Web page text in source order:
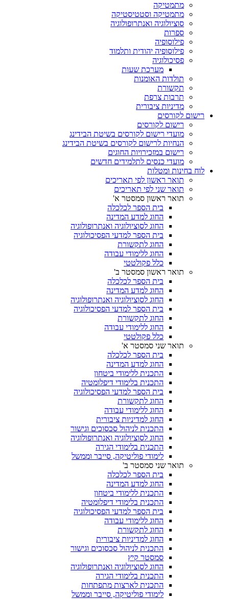
מתמטיקה
מתמטיקה וסטטיסטיקה
סוציולוגיה ואנתרופולוגיה
ספרות
פילוסופיה
פילוסופיה יהודית ותלמוד
פסיכולוגיה
מערכת שעות
תולדות האומנות
תקשורת
תרבות צרפת
מדיניות ציבורית
רישום לקורסים
רישום לקורסים
מועדי רישום לקורסים בשיטת הבידינג
הנחיות לרישום לקורסים בשיטת הבידינג
רישום במזכירויות החוגים
מועדי כנסים לתלמידים חדשים
לוח בחינות ומטלות
תואר ראשון לפי תאריכים
תואר שני לפי תאריכים
תואר ראשון סמסטר א'
בית הספר לכלכלה
החוג למדע המדינה
החוג לסוציולוגיה ואנתרופולוגיה
בית הספר למדעי הפסיכולוגיה
החוג לתקשורת
החוג ללימודי עבודה
כלל פקולטטי
תואר ראשון סמסטר ב'
בית הספר לכלכלה
החוג למדע המדינה
החוג לסוציולוגיה ואנתרופולוגיה
בית הספר למדעי הפסיכולוגיה
החוג לתקשורת
החוג ללימודי עבודה
כלל פקולטטי
תואר שני סמסטר א'
בית הספר לכלכלה
החוג למדע המדינה
התכנית ללימודי ביטחון
התכנית בלימודי דיפלומטיה
בית הספר למדעי הפסיכולוגיה
החוג לתקשורת
החוג ללימודי עבודה
החוג למדיניות ציבורית
התכנית לניהול סכסוכים וגישור
החוג לסוציולוגיה ואנתרופולוגיה
התכנית בלימודי הגירה
לימודי פוליטיקה, סייבר וממשל
תואר שני סמסטר ב'
בית הספר לכלכלה
החוג למדע המדינה
התכנית ללימודי ביטחון
התכנית בלימודי דיפלומטיה
בית הספר למדעי הפסיכולוגיה
החוג ללימודי עבודה
החוג לתקשורת
החוג למדיניות ציבורית
התכנית לניהול סכסוכים וגישור
סמסטר קיץ
החוג לסוציולוגיה ואנתרופולוגיה
התכנית בלימודי הגירה
התכנית לארצות מתפתחות
לימודי פוליטיקה, סייבר וממשל